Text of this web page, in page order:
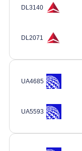
DL3140
DL2071
UA4685
UA5593